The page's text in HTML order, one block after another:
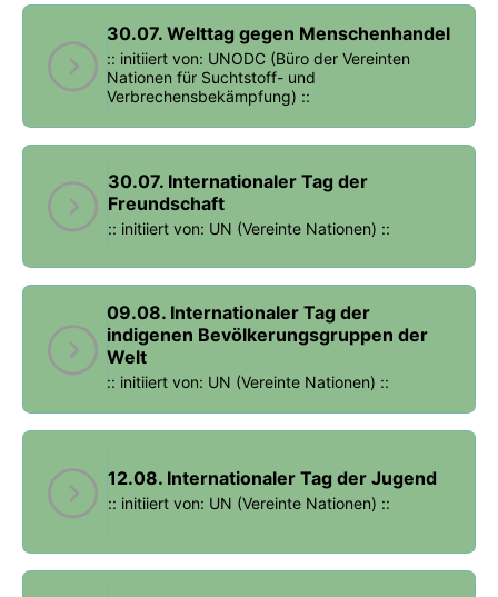
30.07. Welttag gegen Menschenhandel
:: initiiert von: UNODC (Büro der Vereinten
Nationen für Suchtstoff- und
Verbrechensbekämpfung) ::
30.07. Internationaler Tag der
Freundschaft
:: initiiert von: UN (Vereinte Nationen) ::
09.08. Internationaler Tag der
indigenen Bevölkerungsgruppen der
Welt
:: initiiert von: UN (Vereinte Nationen) ::
12.08. Internationaler Tag der Jugend
:: initiiert von: UN (Vereinte Nationen) ::